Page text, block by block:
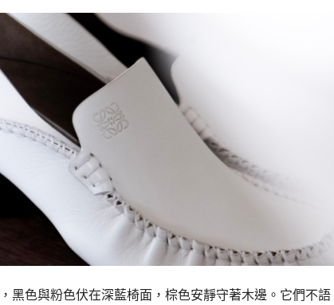
黑色與粉色伏在深藍椅面，棕色安靜守著木邊。它們不